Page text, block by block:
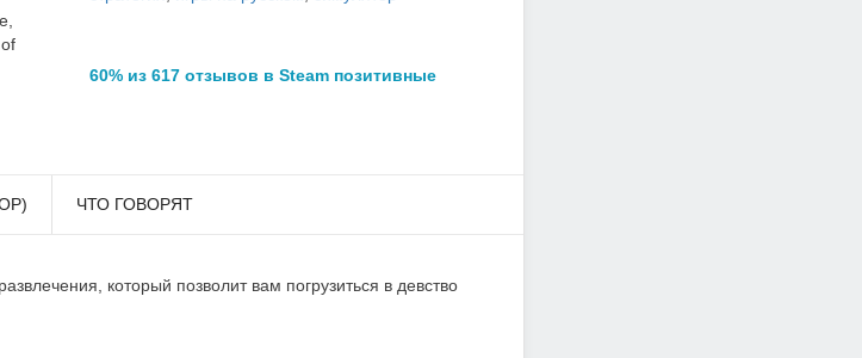
60% из 617 отзывов в Steam позитивные
ЧТО ГОВОРЯТ
который позволит вам погрузиться в девство